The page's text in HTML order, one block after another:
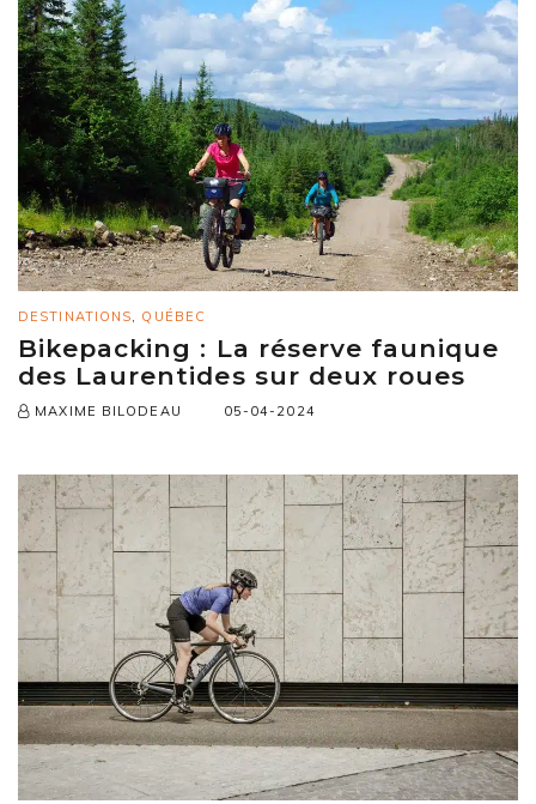
DESTINATIONS, QUÉBEC
Bikepacking : La réserve faunique
des Laurentides sur deux roues
MAXIME BILODEAU 05-04-2024